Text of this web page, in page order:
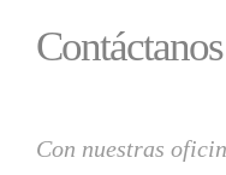
Contáctanos
Con nuestras